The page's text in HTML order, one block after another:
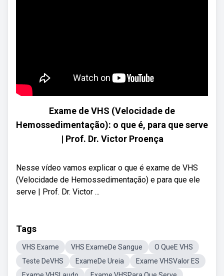
Exame de VHS (Velocidade de
Hemossedimentação): o que é, para que serve
| Prof. Dr. Victor Proença
Nesse vídeo vamos explicar o que é exame de VHS
(Velocidade de Hemossedimentação) e para que ele
serve | Prof. Dr. Victor ...
Tags
VHS Exame VHS ExameDe Sangue
O QueE VHS
Teste DeVHS
ExameDe Ureia
Exame VHSValor ES